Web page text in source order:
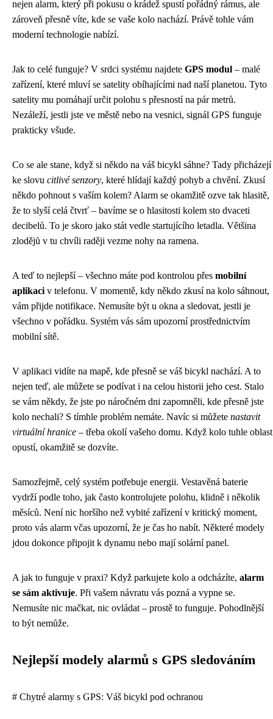
nejen alarm, který při pokusu o krádež spustí pořádný rámus, ale
zároveň přesně víte, kde se vaše kolo nachází. Právě tohle vám
moderní technologie nabízí.
Jak to celé funguje? V srdci systému najdete GPS modul – malé
zařízení, které mluví se satelity obíhajícími nad naší planetou. Tyto
satelity mu pomáhají určit polohu s přesností na pár metrů.
Nezáleží, jestli jste ve městě nebo na vesnici, signál GPS funguje
prakticky všude.
Co se ale stane, když si někdo na váš bicykl sáhne? Tady přicházejí
ke slovu citlivé senzory, které hlídají každý pohyb a chvění. Zkusí
někdo pohnout s vaším kolem? Alarm se okamžitě ozve tak hlasitě,
že to slyší celá čtvrť – bavíme se o hlasitosti kolem sto dvaceti
decibelů. To je skoro jako stát vedle startujícího letadla. Většina
zlodějů v tu chvíli raději vezme nohy na ramena.
A teď to nejlepší – všechno máte pod kontrolou přes mobilní
aplikaci v telefonu. V momentě, kdy někdo zkusí na kolo sáhnout,
vám přijde notifikace. Nemusíte být u okna a sledovat, jestli je
všechno v pořádku. Systém vás sám upozorní prostřednictvím
mobilní sítě.
V aplikaci vidíte na mapě, kde přesně se váš bicykl nachází. A to
nejen teď, ale můžete se podívat i na celou historii jeho cest. Stalo
se vám někdy, že jste po náročném dni zapomněli, kde přesně jste
kolo nechali? S tímhle problém nemáte. Navíc si můžete nastavit
virtuální hranice – třeba okolí vašeho domu. Když kolo tuhle oblast
opustí, okamžitě se dozvíte.
Samozřejmě, celý systém potřebuje energii. Vestavěná baterie
vydrží podle toho, jak často kontrolujete polohu, klidně i několik
měsíců. Není nic horšího než vybité zařízení v kritický moment,
proto vás alarm včas upozorní, že je čas ho nabít. Některé modely
jdou dokonce připojit k dynamu nebo mají solární panel.
A jak to funguje v praxi? Když parkujete kolo a odcházíte, alarm
se sám aktivuje. Při vašem návratu vás pozná a vypne se.
Nemusíte nic mačkat, nic ovládat – prostě to funguje. Pohodlnější
to být nemůže.
Nejlepší modely alarmů s GPS sledováním
# Chytré alarmy s GPS: Váš bicykl pod ochranou